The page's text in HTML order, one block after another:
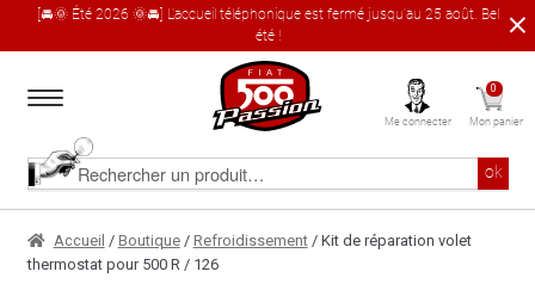
[🚘🌞 Été 2026 🌞🚘] L'accueil téléphonique est fermé jusqu'au 25 août. Bel
été !
à
navigation
au
contenu
Rechercher
produit
ok
Accueil
Le catalogue produit
Me connecter
0
Mon panier
Accueil / Boutique/ Refroidissement/ Kit de réparation volet
thermostat pour 500 R / 126